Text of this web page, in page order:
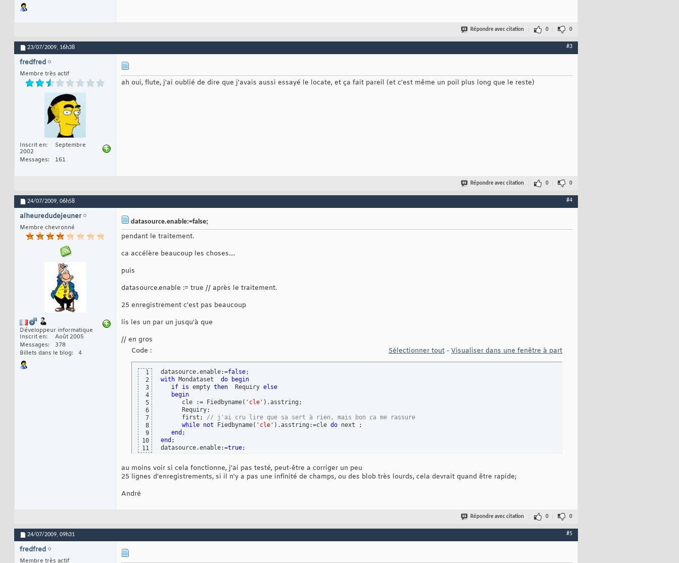
Répondre avec citation 0 0
23/07/2009, 16h38 #3
fredfred
Membre très actif
Inscrit en
Septembre
2002
Messages
161
ah oui, flute, j'ai oublié de dire que j'avais aussi essayé le locate, et ça fait pareil (et c'est même un poil plus long que le reste)
Répondre avec citation 0 0
24/07/2009, 06h58 #4
alheuredudejeuner
Membre chevronné
Développeur informatique
Inscrit en
Août 2005
Messages
378
Billets dans le blog
4
datasource.enable:=false;
pendant le traitement.
ca accélère beaucoup les choses....
puis
datasource.enable := true // après le traitement.
25 enregistrement c'est pas beaucoup
lis les un par un jusqu'à que
// en gros
Code :
Sélectionner tout - Visualiser dans une fenêtre à part
1
2
3
4
5
6
7
8
9
10
11
datasource.enable:=false
with Mondataset do
begin
if is empty then
  Requiry
else
begin
      cle := Fiedbyname
( 'cle' ) .asstring;
      Requiry;
      first;
// j'ai cru lire que sa sert à rien, mais bon ca me rassure
while not Fiedbyname( 'cle' ) .asstring:=cle do next ;
end
end ;
datasource.enable:=true;
au moins voir si cela fonctionne, j'ai pas testé, peut-être a corriger un peu
25 lignes d'enregistrements, si il n'y a pas une infinité de champs, ou des blob très lourds, cela devrait quand être rapide;
André
Répondre avec citation 0 0
24/07/2009, 09h31 #5
fredfred
Membre très actif